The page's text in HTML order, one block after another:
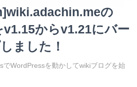
の
からv1.21にバー
ました！
でWordPressを動かしてwikiブログを始